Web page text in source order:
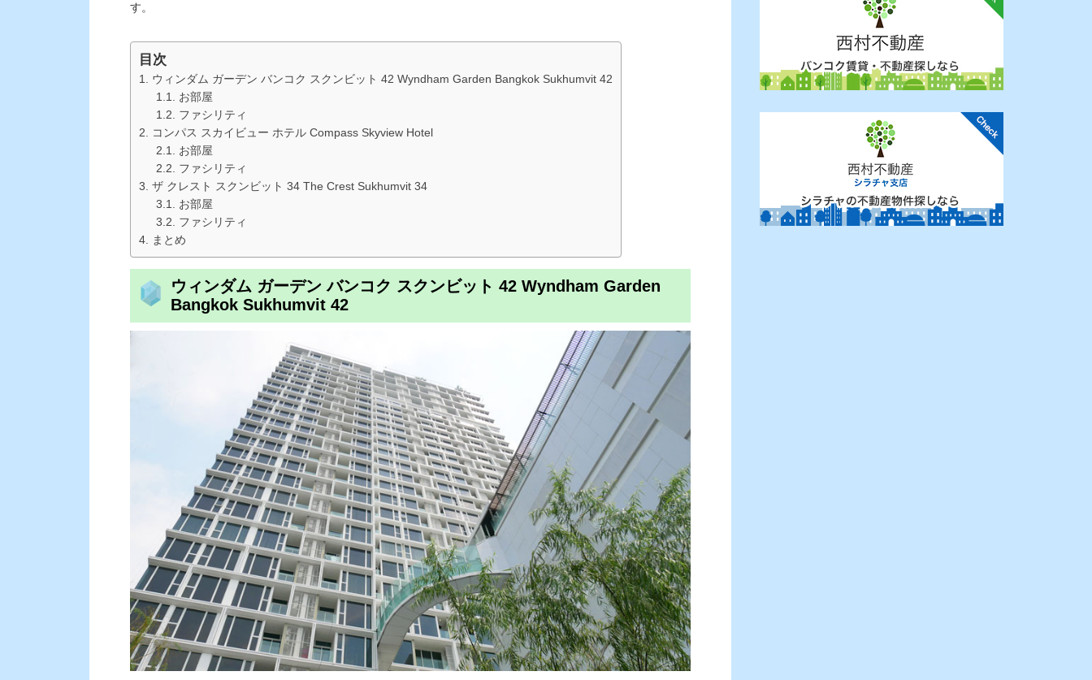
す。
目次
ウィンダム ガーデン バンコク スクンビット 42 Wyndham Garden Bangkok Sukhumvit 42
お部屋
ファシリティ
コンパス スカイビュー ホテル Compass Skyview Hotel
お部屋
ファシリティ
ザ クレスト スクンビット 34 The Crest Sukhumvit 34
お部屋
ファシリティ
まとめ
ウィンダム ガーデン バンコク スクンビット 42 Wyndham Garden
Bangkok Sukhumvit 42